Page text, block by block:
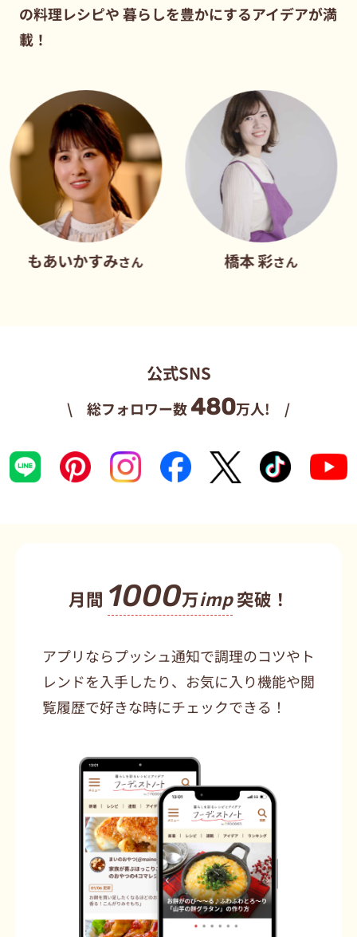
の料理レシピや暮らしを豊かにするアイデアが満
載！
かすみさん さん
公式SNS
\ 総フォロワー数480万人! /
月間 1000万imp突破！
アプリならプッシュ通知で調理のコツやト
レンドを入手したり、お気に入り機能や閲
覧履歴で好きな時にチェックできる！